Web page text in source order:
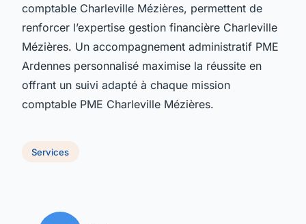
comptable Charleville Mézières, permettent de
renforcer l’expertise gestion financière Charleville
Mézières. Un accompagnement administratif PME
Ardennes personnalisé maximise la réussite en
offrant un suivi adapté à chaque mission
comptable PME Charleville Mézières.
Services